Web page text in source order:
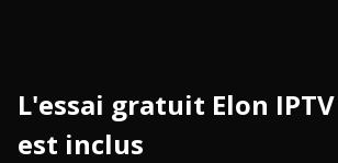
L'essai gratuit Elon
est inclus